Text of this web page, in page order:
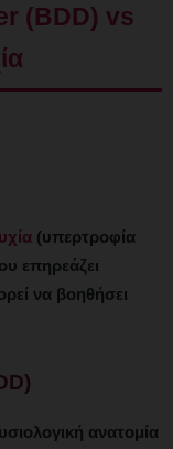
(BDD) vs
(υπερτροφία
επηρεάζει
να βοηθήσει
ανατομία